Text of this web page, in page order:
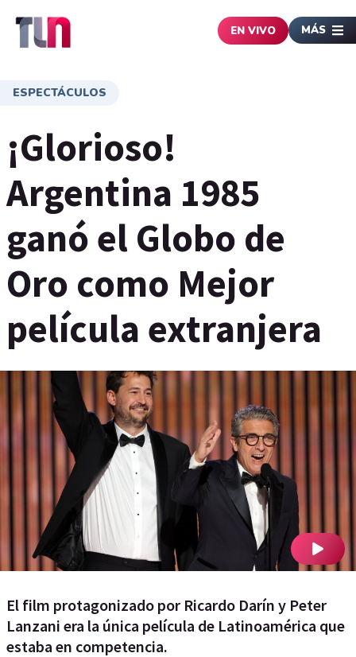
EN VIVO MÁS
ESPECTÁCULOS
¡Glorioso!
Argentina 1985
ganó el Globo de
Oro como Mejor
película extranjera
El film protagonizado por Ricardo Darín y Peter
Lanzani era la única película de Latinoamérica que
estaba en competencia.